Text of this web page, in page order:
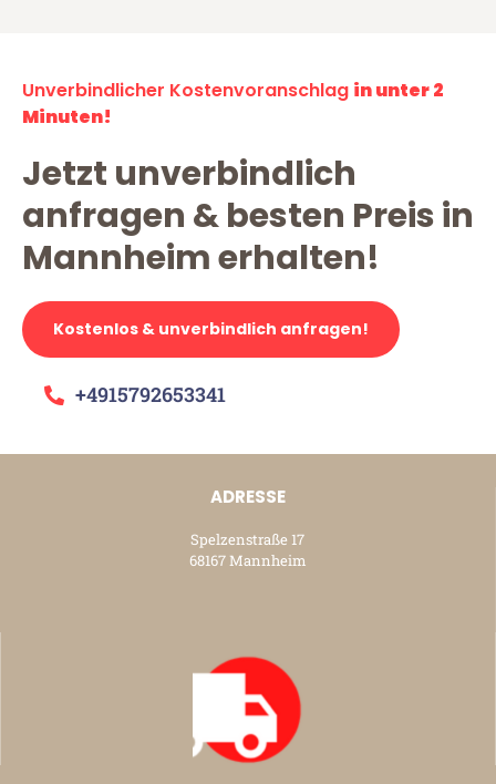
Unverbindlicher Kostenvoranschlag in unter 2
Minuten!
Jetzt unverbindlich
anfragen & besten Preis in
Mannheim erhalten!
Kostenlos & unverbindlich anfragen!
+4915792653341
ADRESSE
Spelzenstraße 17
68167 Mannheim